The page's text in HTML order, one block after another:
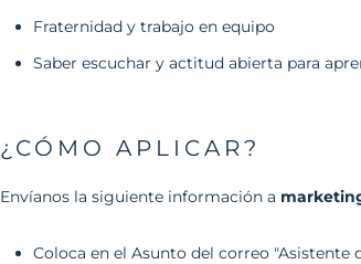
Fraternidad y trabajo en equipo
Saber escuchar y actitud abierta para
¿CÓMO APLICAR?
Envíanos la siguiente información a
Coloca en el Asunto del correo "Asistente